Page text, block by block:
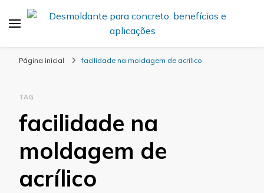
Página inicial facilidade na moldagem de acrílico
TAG
facilidade na
moldagem de
acrílico